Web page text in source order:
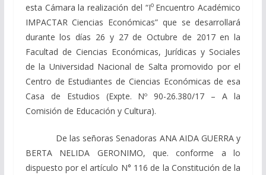
esta Cámara la realización del “Io Encuentro Académico
IMPACTAR Ciencias Económicas” que se desarrollará
durante los días 26 y 27 de Octubre de 2017 en la
Facultad de Ciencias Económicas, Jurídicas y Sociales
de la Universidad Nacional de Salta promovido por el
Centro de Estudiantes de Ciencias Económicas de esa
Casa de Estudios (Expte. Nº 90-26.380/17 – A la
Comisión de Educación y Cultura).
De las señoras Senadoras ANA AIDA GUERRA y
BERTA NELIDA GERONIMO, que. conforme a lo
dispuesto por el artículo N° 116 de la Constitución de la